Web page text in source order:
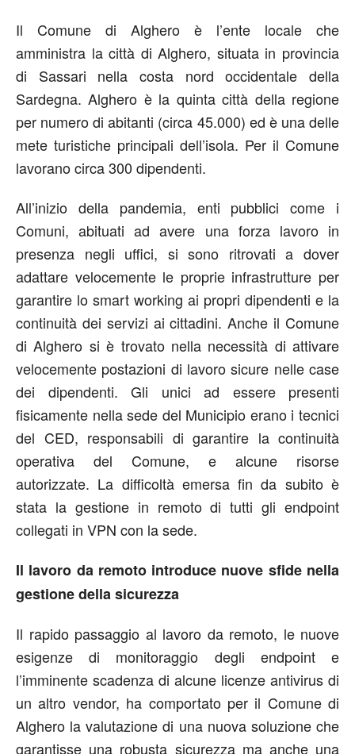
Il Comune di Alghero è l’ente locale che
amministra la città di Alghero, situata in provincia
di Sassari nella costa nord occidentale della
Sardegna. Alghero è la quinta città della regione
per numero di abitanti (circa 45.000) ed è una delle
mete turistiche principali dell’isola. Per il Comune
lavorano circa 300 dipendenti.
All’inizio della pandemia, enti pubblici come i
Comuni, abituati ad avere una forza lavoro in
presenza negli uffici, si sono ritrovati a dover
adattare velocemente le proprie infrastrutture per
garantire lo smart working ai propri dipendenti e la
continuità dei servizi ai cittadini. Anche il Comune
di Alghero si è trovato nella necessità di attivare
velocemente postazioni di lavoro sicure nelle case
dei dipendenti. Gli unici ad essere presenti
fisicamente nella sede del Municipio erano i tecnici
del CED, responsabili di garantire la continuità
operativa del Comune, e alcune risorse
autorizzate. La difficoltà emersa fin da subito è
stata la gestione in remoto di tutti gli endpoint
collegati in VPN con la sede.
Il lavoro da remoto introduce nuove sfide nella
gestione della sicurezza
Il rapido passaggio al lavoro da remoto, le nuove
esigenze di monitoraggio degli endpoint e
l’imminente scadenza di alcune licenze antivirus di
un altro vendor, ha comportato per il Comune di
Alghero la valutazione di una nuova soluzione che
garantisse una robusta sicurezza ma anche una